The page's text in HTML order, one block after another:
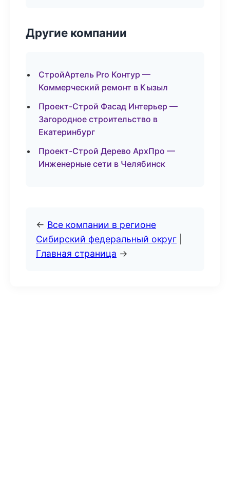
Другие компании
СтройАртель Pro Контур —
Коммерческий ремонт в Кызыл
Проект-Строй Фасад Интерьер —
Загородное строительство в
Екатеринбург
Проект-Строй Дерево АрхПро —
Инженерные сети в Челябинск
← Все компании в регионе
Сибирский федеральный округ
Главная страница →